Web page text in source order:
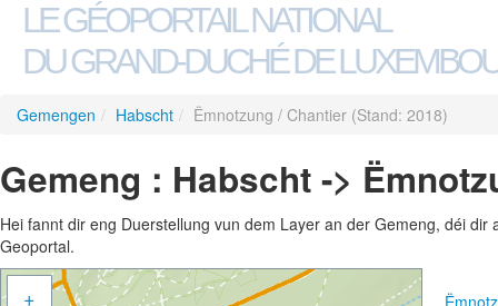
LE GÉOPORTAIL NATIONAL
DU GRAND-DUCHÉ DE
Gemengen / Habscht / Ëmnotzung / Chantier (Stand: 2018)
Gemeng : Habscht ->
Hei fannt dir eng Duerstellung vun dem Layer an der Gemeng, déi
Geoportal.
+